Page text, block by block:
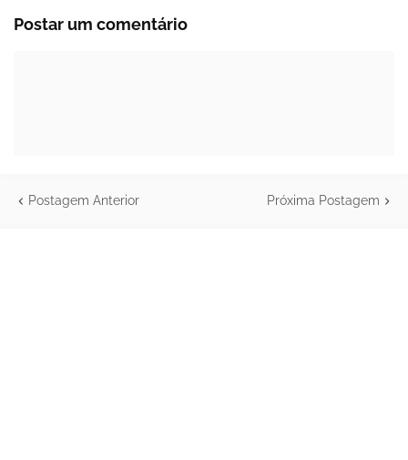
Postar um comentário
Postagem Anterior Próxima Postagem